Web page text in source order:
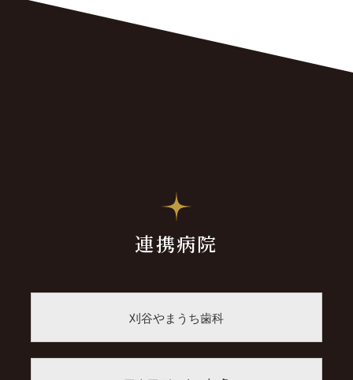
連携病院
刈谷やまうち歯科